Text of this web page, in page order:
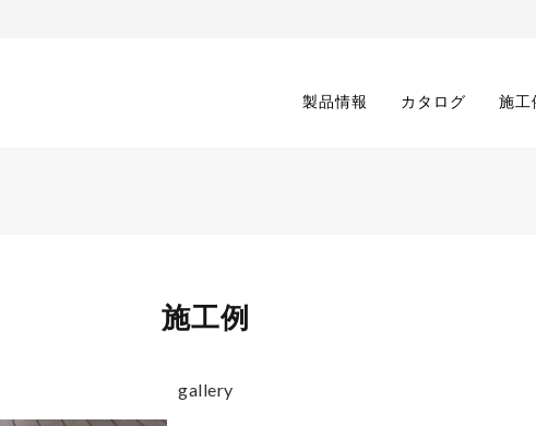
製品情報 カタログ 施工
施工例
gallery